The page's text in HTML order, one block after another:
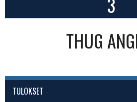
THUG
TULOKSET